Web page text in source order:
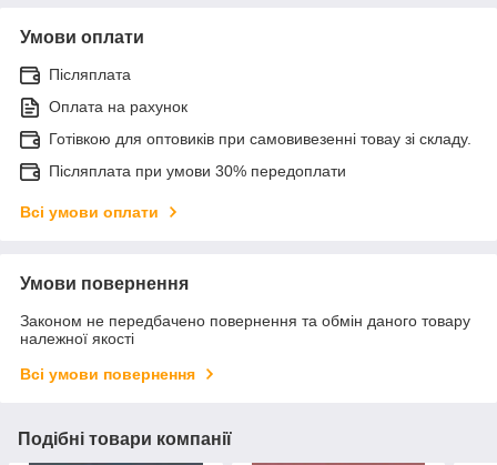
Умови оплати
Післяплата
Оплата на рахунок
Готівкою для оптовиків при самовивезенні товау зі складу.
Післяплата при умови 30% передоплати
Всі умови оплати
Умови повернення
Законом не передбачено повернення та обмін даного товару
належної якості
Всі умови повернення
Подібні товари компанії